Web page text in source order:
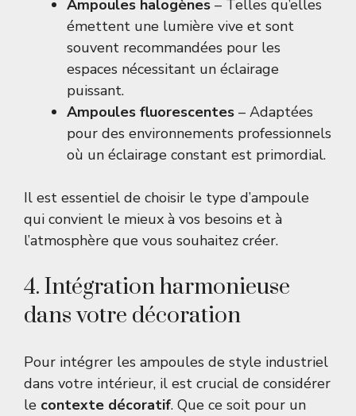
Ampoules halogènes – Telles qu’elles
émettent une lumière vive et sont
souvent recommandées pour les
espaces nécessitant un éclairage
puissant.
Ampoules fluorescentes – Adaptées
pour des environnements professionnels
où un éclairage constant est primordial.
Il est essentiel de choisir le type d’ampoule
qui convient le mieux à vos besoins et à
l’atmosphère que vous souhaitez créer.
4. Intégration harmonieuse
dans votre décoration
Pour intégrer les ampoules de style industriel
dans votre intérieur, il est crucial de considérer
le contexte décoratif. Que ce soit pour un